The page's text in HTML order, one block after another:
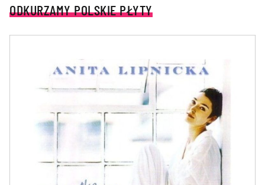
ODKURZAMY POLSKIE PŁYTY